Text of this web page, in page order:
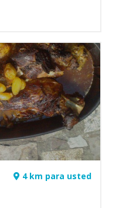
4 km para usted